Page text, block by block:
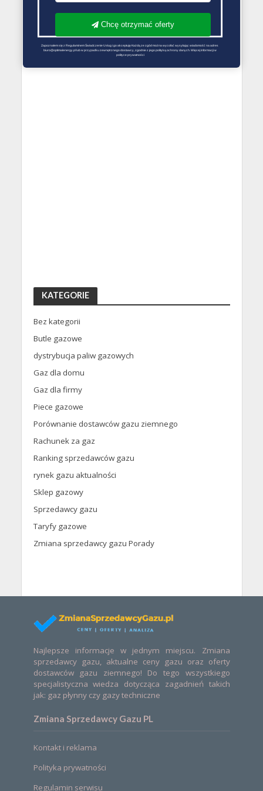
KATEGORIE
Bez kategorii
Butle gazowe
dystrybucja paliw gazowych
Gaz dla domu
Gaz dla firmy
Piece gazowe
Porównanie dostawców gazu ziemnego
Rachunek za gaz
Ranking sprzedawców gazu
rynek gazu aktualności
Sklep gazowy
Sprzedawcy gazu
Taryfy gazowe
Zmiana sprzedawcy gazu Porady
Najlepsze informacje w jednym miejscu. Zmiana
sprzedawcy gazu, aktualne ceny gazu oraz oferty
dostawców gazu ziemnego! Do tego wszystkiego
specjalistyczna wiedza dotycząca zagadnień takich
jak: gaz płynny czy gazy techniczne
Zmiana Sprzedawcy Gazu PL
Kontakt i reklama
Polityka prywatności
Regulamin serwisu
Chcę otrzymać oferty
Zapoznałem się z Regulaminem Świadczenie Usług i go akceptuję Każdą ze zgód można wycofać wysyłając wiadomość na adres
biuro@optimalenergy.pl lub w przypadku zewnętrznego dostawcy, zgodnie z jego polityką ochrony danych. Więcej informacji w
polityce prywatności